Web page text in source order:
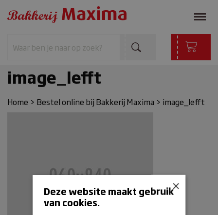
image_lefft
Home > Bestel online bij Bakkerij Maxima > image_lefft
×
Deze website maakt gebruik
van cookies.